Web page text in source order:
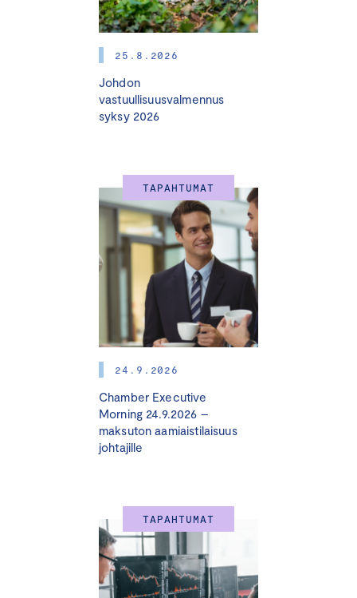
25.8.2026
Johdon
vastuullisuusvalmennus
syksy 2026
TAPAHTUMAT
24.9.2026
Chamber Executive
Morning 24.9.2026 –
maksuton aamiaistilaisuus
johtajille
TAPAHTUMAT